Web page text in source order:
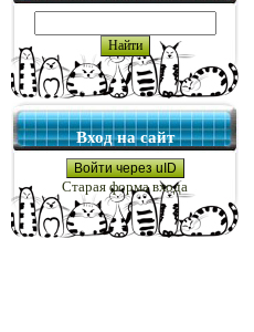
Вход на сайт
Войти через uID
Старая форма входа